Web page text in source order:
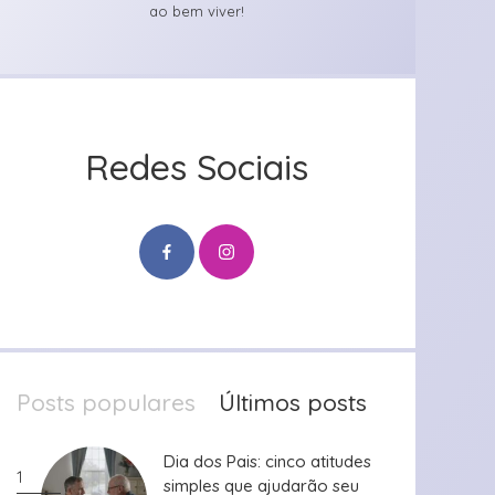
ao bem viver!
Redes Sociais
Posts populares Últimos posts
1
Dia dos Pais: cinco atitudes
simples que ajudarão seu
Dia dos Pais: cinco atitudes
simples que ajudarão seu